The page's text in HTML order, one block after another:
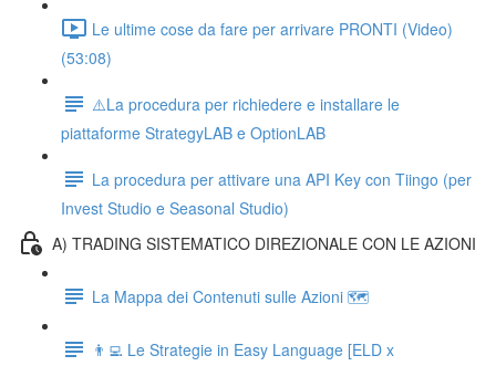
Le ultime cose da fare per arrivare PRONTI (Video)
(53:08)
⚠️La procedura per richiedere e installare le
piattaforme StrategyLAB e OptionLAB
La procedura per attivare una API Key con Tiingo (per
Invest Studio e Seasonal Studio)
A) TRADING SISTEMATICO DIREZIONALE CON LE AZIONI
La Mappa dei Contenuti sulle Azioni 🗺
👨‍💻 Le Strategie in Easy Language [ELD x